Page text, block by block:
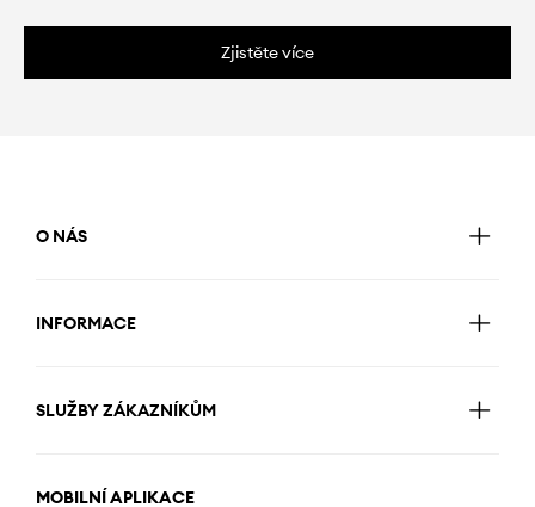
Zjistěte více
O NÁS
INFORMACE
SLUŽBY ZÁKAZNÍKŮM
MOBILNÍ APLIKACE